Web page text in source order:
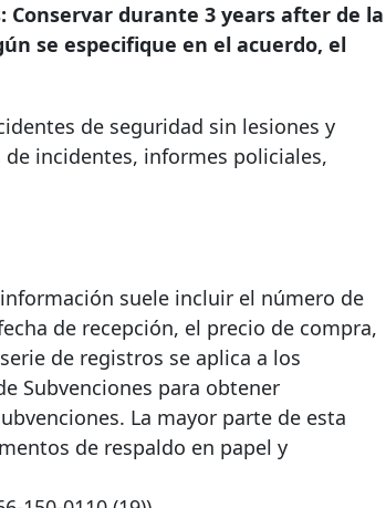
Conservar durante 3 years after de la
se especifique en el acuerdo, el
de seguridad sin lesiones y
incidentes, informes policiales,
suele incluir el número de
de recepción, el precio de compra,
de registros se aplica a los
Subvenciones para obtener
La mayor parte de esta
de respaldo en papel y